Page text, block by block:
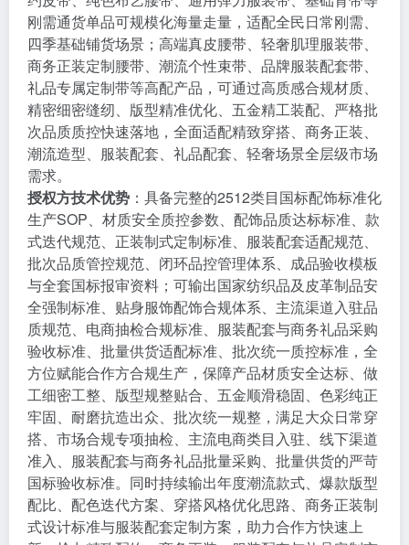
刚需通货单品可规模化海量走量，适配全民日常刚需、
四季基础铺货场景；高端真皮腰带、轻奢肌理服装带、
商务正装定制腰带、潮流个性束带、品牌服装配套带、
礼品专属定制带等高配产品，可通过高质感合规材质、
精密细密缝纫、版型精准优化、五金精工装配、严格批
次品质质控快速落地，全面适配精致穿搭、商务正装、
潮流造型、服装配套、礼品配套、轻奢场景全层级市场
需求。
授权方技术优势 ：具备完整的2512类目国标配饰标准化
生产SOP、材质安全质控参数、配饰品质达标标准、款
式迭代规范、正装制式定制标准、服装配套适配规范、
批次品质管控规范、闭环品控管理体系、成品验收模板
与全套国标报审资料；可输出国家纺织品及皮革制品安
全强制标准、贴身服饰配饰合规体系、主流渠道入驻品
质规范、电商抽检合规标准、服装配套与商务礼品采购
验收标准、批量供货适配标准、批次统一质控标准，全
方位赋能合作方合规生产，保障产品材质安全达标、做
工细密工整、版型规整贴合、五金顺滑稳固、色彩纯正
牢固、耐磨抗造出众、批次统一规整，满足大众日常穿
搭、市场合规专项抽检、主流电商类目入驻、线下渠道
准入、服装配套与商务礼品批量采购、批量供货的严苛
国标验收标准。同时持续输出年度潮流款式、爆款版型
配比、配色迭代方案、穿搭风格优化思路、商务正装制
式设计标准与服装配套定制方案，助力合作方快速上